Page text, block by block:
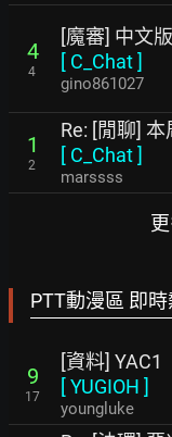
4
4
[魔審] 中文
[ C_Chat]
gino861027
1
2
Re: [閒聊] 本
[ C_Chat]
marssss
PTT動漫區 即
9
17
[資料] YAC1
[YUGIOH ]
youngluke